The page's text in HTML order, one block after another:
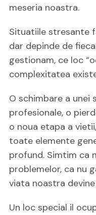
meseria noastra.
Situatiile stresante
dar depinde de
gestionam, ce loc
complexitatea
O schimbare a unei
profesionale, o
o noua etapa a
toate elemente
profund. Simtim ca
problemelor, ca nu
viata noastra
Un loc special il